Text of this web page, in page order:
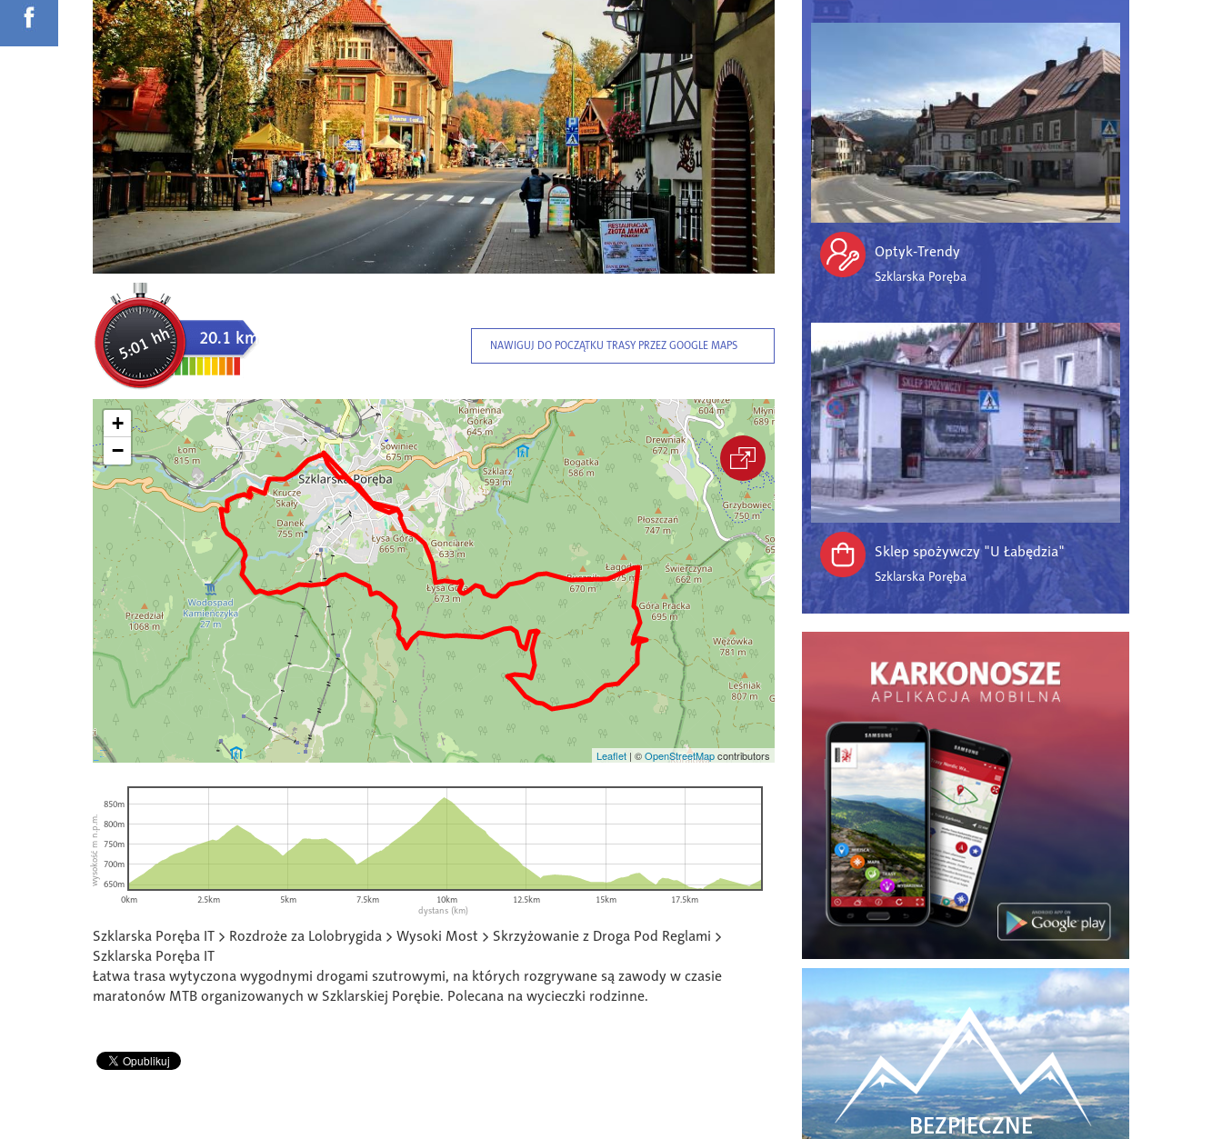
5:01 hh 20.1 km NAWIGUJ DO POCZĄTKU TRASY PRZEZ GOOGLE MAPS
+
−
Leaflet | ©OpenStreetMapcontributors
dystans (km)
wysokość m n.p.m.
0km 2.5km 5km 7.5km 10km 12.5km 15km 17.5km
650m
700m
750m
800m
850m
Szklarska Poręba IT > Rozdroże za Lolobrygida > Wysoki Most > Skrzyżowanie z Droga Pod Reglami >
Szklarska Poręba IT
Łatwa trasa wytyczona wygodnymi drogami szutrowymi, na których rozgrywane są zawody w czasie
maratonów MTB organizowanych w Szklarskiej Porębie. Polecana na wycieczki rodzinne.
Optyk-Trendy
Szklarska Poręba
Sklep spożywczy "U Łabędzia"
Szklarska Poręba
BEZPIECZNE